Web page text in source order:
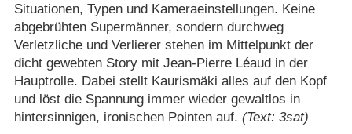
Situationen, Typen und Kameraeinstellungen. Keine
abgebrühten Supermänner, sondern durchweg
Verletzliche und Verlierer stehen im Mittelpunkt der
dicht gewebten Story mit Jean-Pierre Léaud in der
Hauptrolle. Dabei stellt Kaurismäki alles auf den Kopf
und löst die Spannung immer wieder gewaltlos in
hintersinnigen, ironischen Pointen auf. (Text: 3sat)